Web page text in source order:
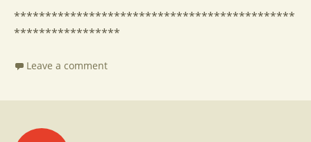
*********************************************
*****************
Leave a comment